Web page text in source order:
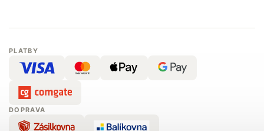
PLATBY
DOPRAVA